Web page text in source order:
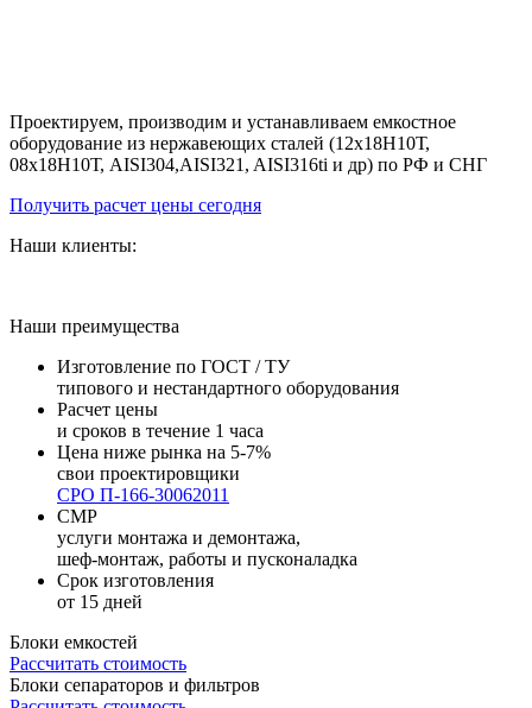
Проектируем, производим и устанавливаем емкостное
оборудование из нержавеющих сталей (12х18Н10Т,
08х18Н10Т, AISI304,AISI321, AISI316ti и др) по РФ и СНГ
Получить расчет цены сегодня
Наши клиенты:
Наши преимущества
Изготовление по ГОСТ / ТУ
типового и нестандартного оборудования
Расчет цены
и сроков в течение 1 часа
Цена ниже рынка на 5-7%
свои проектировщики
СРО П-166-30062011
СМР
услуги монтажа и демонтажа,
шеф-монтаж, работы и пусконаладка
Срок изготовления
от 15 дней
Блоки емкостей
Рассчитать стоимость
Блоки сепараторов и фильтров